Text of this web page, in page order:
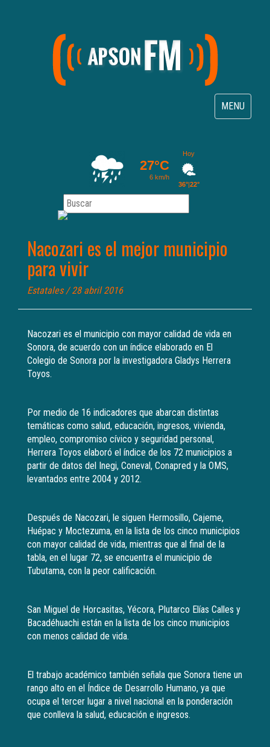
Toggle
navigation
MENU
Nacozari es el mejor municipio
para vivir
Estatales/ 28 abril 2016
Nacozari es el municipio con mayor calidad de vida en
Sonora, de acuerdo con un índice elaborado en El
Colegio de Sonora por la investigadora Gladys Herrera
Toyos.
Por medio de 16 indicadores que abarcan distintas
temáticas como salud, educación, ingresos, vivienda,
empleo, compromiso cívico y seguridad personal,
Herrera Toyos elaboró el índice de los 72 municipios a
partir de datos del Inegi, Coneval, Conapred y la OMS,
levantados entre 2004 y 2012.
Después de Nacozari, le siguen Hermosillo, Cajeme,
Huépac y Moctezuma, en la lista de los cinco municipios
con mayor calidad de vida, mientras que al final de la
tabla, en el lugar 72, se encuentra el municipio de
Tubutama, con la peor calificación.
San Miguel de Horcasitas, Yécora, Plutarco Elías Calles y
Bacadéhuachi están en la lista de los cinco municipios
con menos calidad de vida.
El trabajo académico también señala que Sonora tiene un
rango alto en el Índice de Desarrollo Humano, ya que
ocupa el tercer lugar a nivel nacional en la ponderación
que conlleva la salud, educación e ingresos.